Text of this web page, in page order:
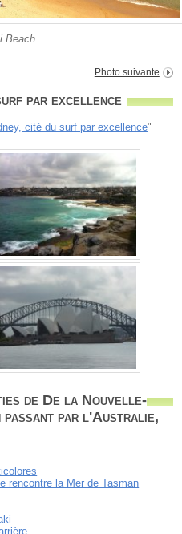
Beach
Photo suivante
par excellence
cité du surf par excellence"
de De la Nouvelle-
passant par l'Australie,
rencontre la Mer de Tasman